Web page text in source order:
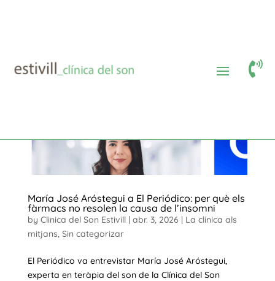

María José Aróstegui a El Periódico: per què els
fàrmacs no resolen la causa de l’insomni
by Clinica del Son Estivill| abr. 3, 2026 | La clínica als
mitjans, Sin categorizar
El Periódico va entrevistar María José Aróstegui,
experta en teràpia del son de la Clínica del Son